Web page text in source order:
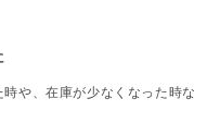
や、在庫が少なくなった時な